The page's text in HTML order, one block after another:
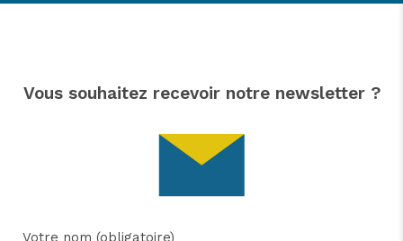
Vous souhaitez recevoir notre newsletter ?
Votre nom (obligatoire)